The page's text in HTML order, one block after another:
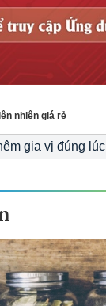
nhiên giá rẻ
gia vị đúng lúc